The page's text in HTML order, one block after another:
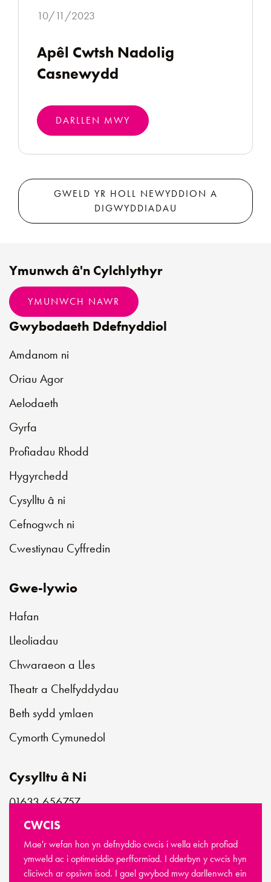
10/11/2023
Apêl Cwtsh Nadolig
Casnewydd
DARLLEN MWY
GWELD YR HOLL NEWYDDION A
DIGWYDDIADAU
Gwybodaeth Ddefnyddiol
Amdanom ni
Oriau Agor
Aelodaeth
Gyrfa
Profiadau Rhodd
Hygyrchedd
Cysylltu â ni
Cefnogwch ni
Cwestiynau Cyffredin
Gwe-lywio
Hafan
Lleoliadau
Chwaraeon a Lles
Theatr a Chelfyddydau
Beth sydd ymlaen
Cymorth Cymunedol
Cysylltu â Ni
01633 656757
customerservice@newportlive.co.uk
Ymunwch â'n Cylchlythyr
YMUNWCH NAWR
© Hawlfraint Newport Live 2026
CWCIS
Mae'r wefan hon yn defnyddio cwcis i wella eich profiad
ymweld ac i optimeiddio perfformiad. I dderbyn y cwcis hyn
cliciwch ar opsiwn isod. I gael gwybod mwy darllenwch ein